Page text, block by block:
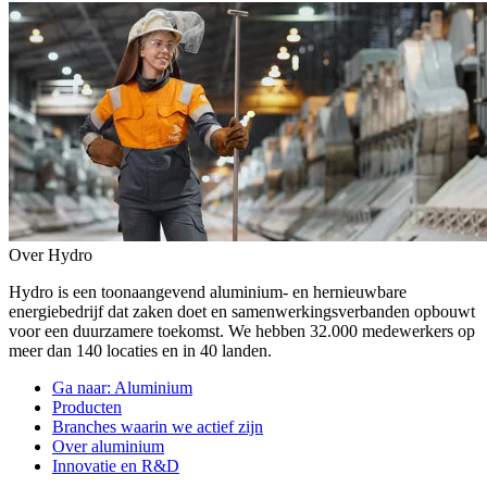
Over Hydro
Hydro is een toonaangevend aluminium- en hernieuwbare
energiebedrijf dat zaken doet en samenwerkingsverbanden opbouwt
voor een duurzamere toekomst. We hebben 32.000 medewerkers op
meer dan 140 locaties en in 40 landen.
Ga naar: Aluminium
Producten
Branches waarin we actief zijn
Over aluminium
Innovatie en R&D